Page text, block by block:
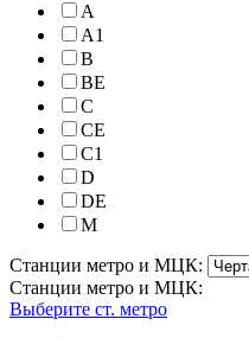
A
A1
B
BE
C
CE
C1
D
DE
M
Станции метро и МЦК:
Станции метро и МЦК:
Выберите ст. метро